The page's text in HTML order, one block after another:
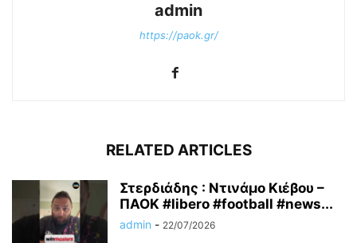
admin
https://paok.gr/
RELATED ARTICLES
Στερδιάδης : Ντινάμο Κιέβου –
ΠΑΟΚ #libero #football #news...
admin - 22/07/2026